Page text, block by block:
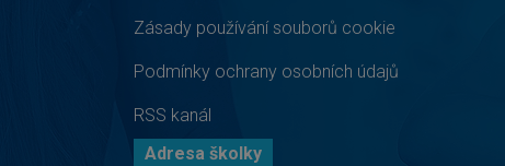
Zásady používání souborů cookie
Podmínky ochrany osobních údajů
RSS kanál
Adresa školky